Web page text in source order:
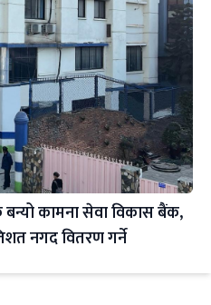
बन्यो कामना सेवा विकास बैंक,
नगद वितरण गर्ने